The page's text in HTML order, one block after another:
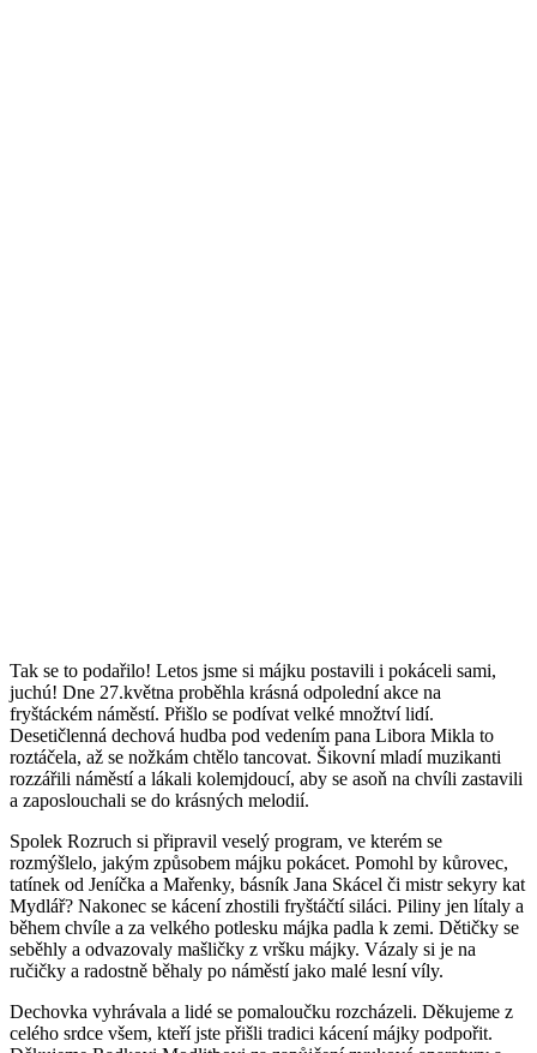
Tak se to podařilo! Letos jsme si májku postavili i pokáceli sami,
juchú! Dne 27.května proběhla krásná odpolední akce na
fryštáckém náměstí. Přišlo se podívat velké množtví lidí.
Desetičlenná dechová hudba pod vedením pana Libora Mikla to
roztáčela, až se nožkám chtělo tancovat. Šikovní mladí muzikanti
rozzářili náměstí a lákali kolemjdoucí, aby se asoň na chvíli zastavili
a zaposlouchali se do krásných melodií.
Spolek Rozruch si připravil veselý program, ve kterém se
rozmýšlelo, jakým způsobem májku pokácet. Pomohl by kůrovec,
tatínek od Jeníčka a Mařenky, básník Jana Skácel či mistr sekyry kat
Mydlář? Nakonec se kácení zhostili fryštáčtí siláci. Piliny jen lítaly a
během chvíle a za velkého potlesku májka padla k zemi. Dětičky se
seběhly a odvazovaly mašličky z vršku májky. Vázaly si je na
ručičky a radostně běhaly po náměstí jako malé lesní víly.
Dechovka vyhrávala a lidé se pomaloučku rozcházeli. Děkujeme z
celého srdce všem, kteří jste přišli tradici kácení májky podpořit.